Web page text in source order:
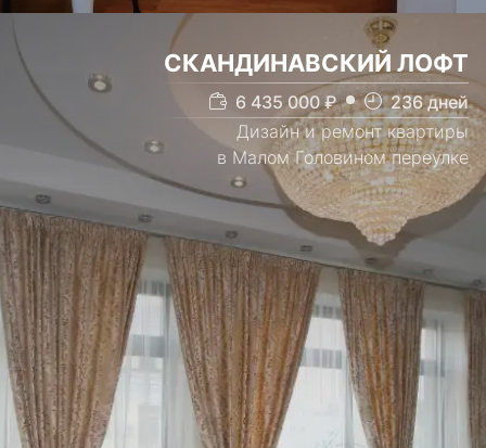
СКАНДИНАВСКИЙ ЛОФТ
6 435 000 ₽ 236 дней
Дизайн и ремонт квартиры
в Малом Головином переулке